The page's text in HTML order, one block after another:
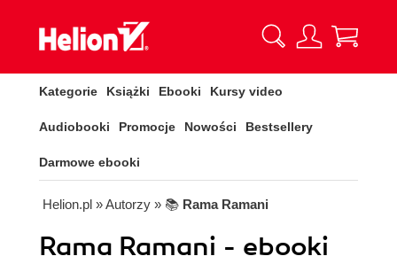
Kategorie Książki Ebooki Kursy video
Audiobooki Promocje Nowości Bestsellery
Darmowe ebooki
Helion.pl » Autorzy » 📚 Rama Ramani
Rama Ramani - ebooki